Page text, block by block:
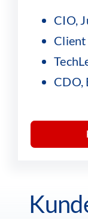
CIO,
CDO,